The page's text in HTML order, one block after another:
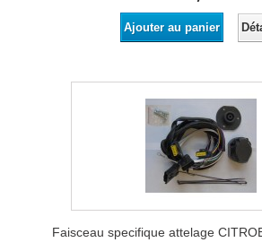
Ajouter au panier
Faisceau specifique attelage